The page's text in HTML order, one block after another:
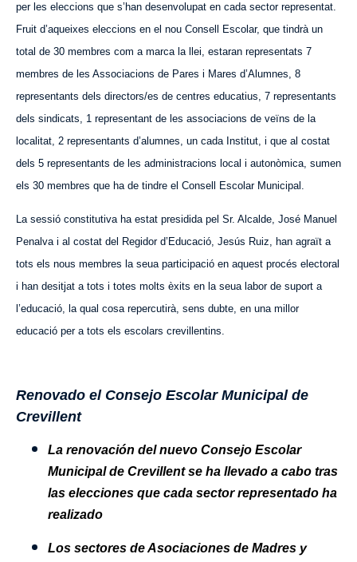
per les eleccions que s’han desenvolupat en cada sector representat.
Fruit d’aqueixes eleccions en el nou Consell Escolar, que tindrà un
total de 30 membres com a marca la llei, estaran representats 7
membres de les Associacions de Pares i Mares d’Alumnes, 8
representants dels directors/es de centres educatius, 7 representants
dels sindicats, 1 representant de les associacions de veïns de la
localitat, 2 representants d’alumnes, un cada Institut, i que al costat
dels 5 representants de les administracions local i autonòmica, sumen
els 30 membres que ha de tindre el Consell Escolar Municipal.
La sessió constitutiva ha estat presidida pel Sr. Alcalde, José Manuel
Penalva i al costat del Regidor d’Educació, Jesús Ruiz, han agraït a
tots els nous membres la seua participació en aquest procés electoral
i han desitjat a tots i totes molts èxits en la seua labor de suport a
l’educació, la qual cosa repercutirà, sens dubte, en una millor
educació per a tots els escolars crevillentins.
Renovado el Consejo Escolar Municipal de
Crevillent
La renovación del nuevo Consejo Escolar
Municipal de Crevillent se ha llevado a cabo tras
las elecciones que cada sector representado ha
realizado
Los sectores de Asociaciones de Madres y